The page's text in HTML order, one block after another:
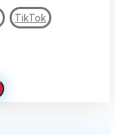
TikTok